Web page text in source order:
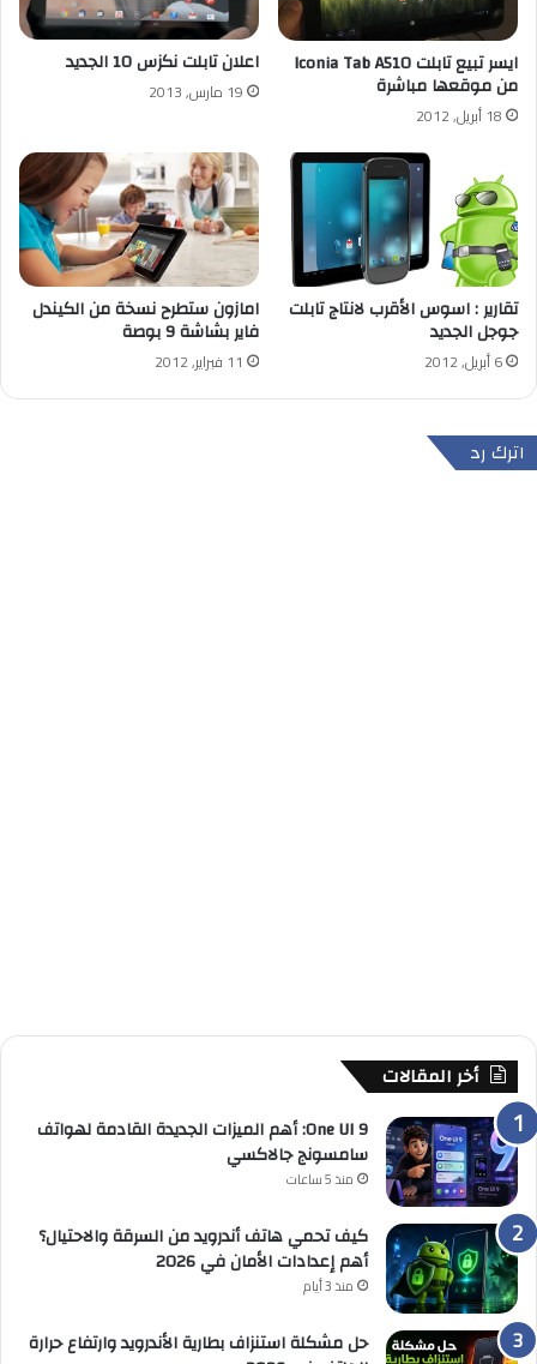
ايسر تبيع تابلت Iconia Tab A510
من موقعها مباشرة
18 أبريل, 2012
اعلان تابلت نكزس 10 الجديد
19 مارس, 2013
تقارير : اسوس الأقرب لانتاج تابلت
جوجل الجديد
6 أبريل, 2012
امازون ستطرح نسخة من الكيندل
فاير بشاشة 9 بوصة
11 فبراير, 2012
اترك رد
أخر المقالات
One UI 9: أهم الميزات الجديدة القادمة لهواتف
سامسونج جالاكسي
منذ 5 ساعات
كيف تحمي هاتف أندرويد من السرقة والاحتيال؟
أهم إعدادات الأمان في 2026
منذ 3 أيام
حل مشكلة استنزاف بطارية الأندرويد وارتفاع حرارة